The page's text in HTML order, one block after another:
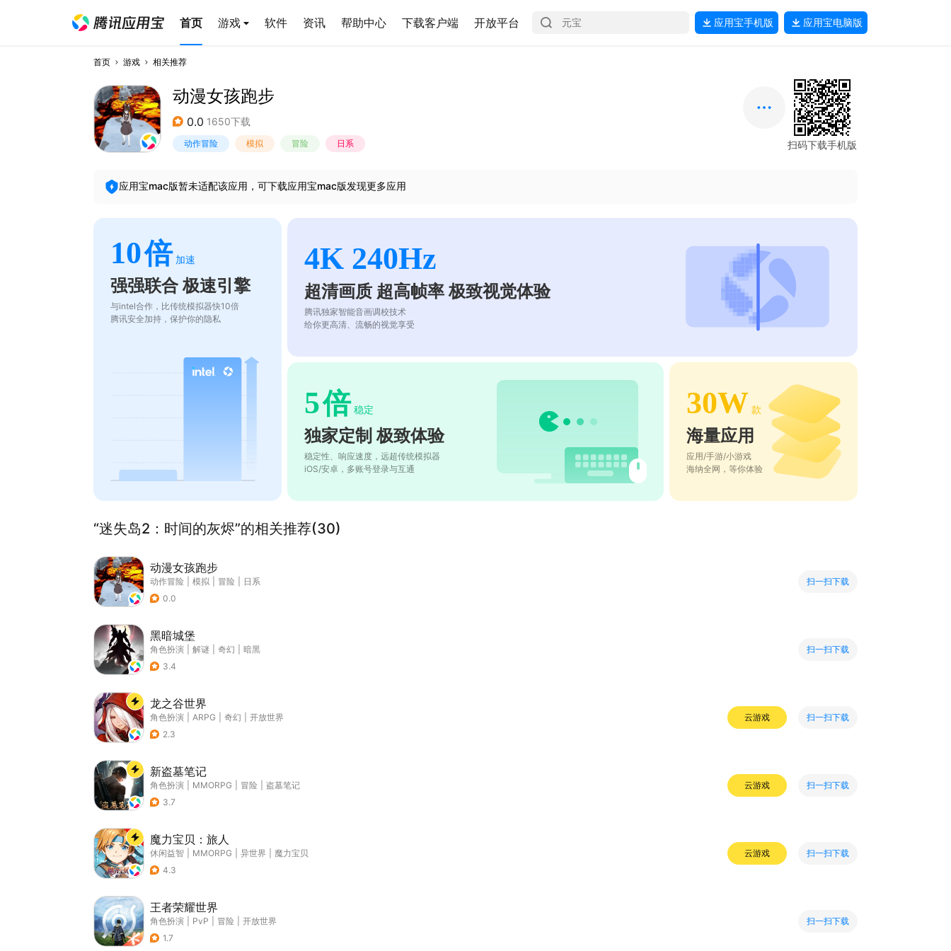
首页 游戏 软件 资讯 帮助中心 下载客户端 开放平台 应用宝手机版 应用宝电脑版
首页 游戏 相关推荐
动漫女孩跑步
0.0 1650下载
动作冒险 模拟 冒险 日系 扫码下载手机版
应用宝mac版暂未适配该应用，可下载应用宝mac版发现更多应用
10倍 加速
强强联合 极速引擎
与intel合作，比传统模拟器快10倍
腾讯安全加持，保护你的隐私
4K 240Hz
超清画质 超高帧率 极致视觉体验
腾讯独家智能音画调校技术
给你更高清、流畅的视觉享受
5倍 稳定
独家定制 极致体验
稳定性、响应速度，远超传统模拟器
iOS/安卓，多账号登录与互通
30W 款
海量应用
应用/手游/小游戏
海纳全网，等你体验
“迷失岛2：时间的灰烬”的相关推荐(30)
动漫女孩跑步
动作冒险 模拟 冒险
日系
0.0
扫一扫下载
黑暗城堡
角色扮演 解谜 奇幻
暗黑
3.4
扫一扫下载
龙之谷世界
角色扮演 ARPG 奇幻
开放世界
2.3
云游戏 扫一扫下载
新盗墓笔记
角色扮演 MMORPG 冒险
盗墓笔记
3.7
云游戏 扫一扫下载
魔力宝贝：旅人
休闲益智 MMORPG 异世界
魔力宝贝
4.3
云游戏 扫一扫下载
王者荣耀世界
角色扮演 PvP 冒险
开放世界
1.7
扫一扫下载